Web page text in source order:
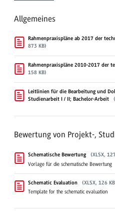
Allgemeines
Rahmenpraxispläne ab 2017 der
873 KB)
Rahmenpraxispläne 2010-2017 der
158 KB)
Leitlinien für die Bearbeitung und
Studienarbeit I / II; Bachelor-Arbeit
Bewertung von Projekt-,
Schematische Bewertung (XLSX,
Vorlage für die schematische Bewertung
Schematic Evaluation (XLSX, 126
Template for the schematic evaluation